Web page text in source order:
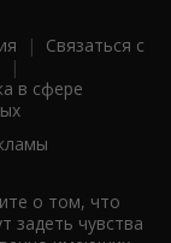
| Связаться с
|
в сфере
о том, что
задеть чувства